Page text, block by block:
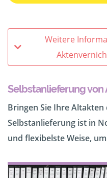
Weitere
Selbstanlieferung von
Bringen Sie Ihre
Selbstanlieferung ist in
und flexibelste Weise,